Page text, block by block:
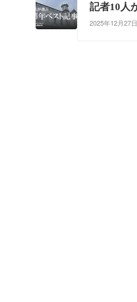
記者10人
2025年12月27日